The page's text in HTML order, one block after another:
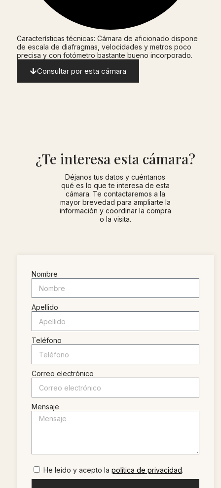
Características técnicas: Cámara de aficionado dispone
de escala de diafragmas, velocidades y metros poco
precisa y con fotómetro bastante bueno incorporado.
Consultar por esta cámara
¿Te interesa esta cámara?
Déjanos tus datos y cuéntanos
qué es lo que te interesa de esta
cámara. Te contactaremos a la
mayor brevedad para ampliarte la
información y coordinar la compra
o la visita.
Nombre
Apellido
Teléfono
Correo electrónico
Mensaje
He leído y acepto la política de privacidad.